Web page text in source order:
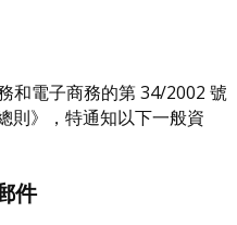
和電子商務的第 34/2002 號
則》，特通知以下一般資
件